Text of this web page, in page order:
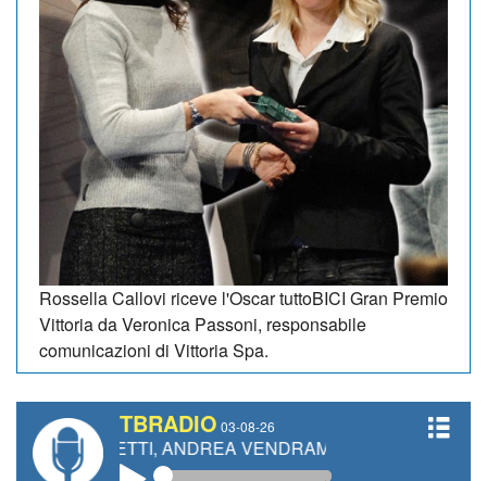
Rossella Callovi riceve l'Oscar tuttoBICI Gran Premio
Vittoria da Veronica Passoni, responsabile
comunicazioni di Vittoria Spa.
TBRADIO 03-08-26
ANDREA VENDRAME, FILIPPO FIORELLI